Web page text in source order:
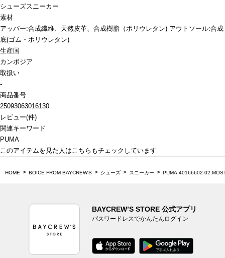
シューズスニーカー
素材
アッパー:合成繊維、天然皮革、合成樹脂（ポリウレタン) アウトソール:合成
底(ゴム・ポリウレタン)
生産国
カンボジア
取扱い
-
商品番号
25093063016130
レビュー(件)
関連キーワード
PUMA
このアイテムを見た人はこちらもチェックしています
HOME BOICE FROM BAYCREW'S シューズ スニーカー PUMA:40166602-
BAYCREW’S STORE 公式アプリ
パスワードレスでかんたんログイン